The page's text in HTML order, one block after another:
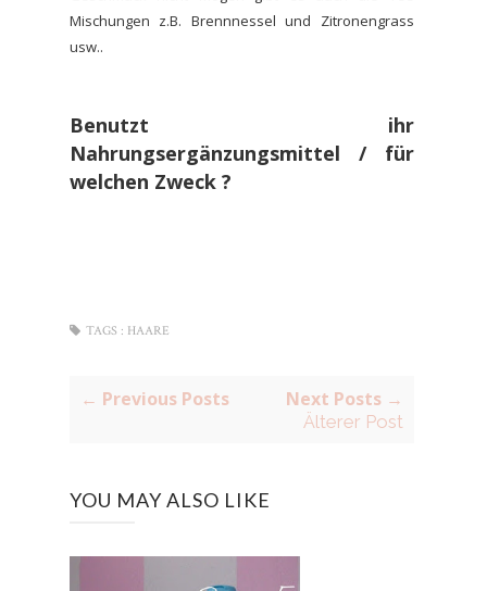
Mischungen z.B. Brennnessel und Zitronengrass
usw..
Benutzt ihr
Nahrungsergänzungsmittel / für
welchen Zweck ?
TAGS : HAARE
← Previous Posts Next Posts →
Älterer Post
YOU MAY ALSO LIKE